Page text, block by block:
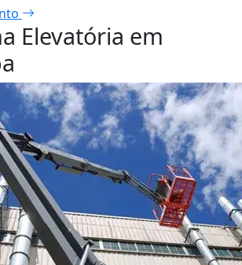
Elevatória em